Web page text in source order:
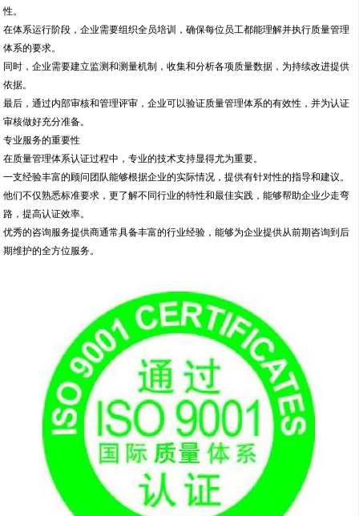
性。
在体系运行阶段，企业需要组织全员培训，确保每位员工都能理解并执行质量管理
体系的要求。
同时，企业需要建立监测和测量机制，收集和分析各项质量数据，为持续改进提供
依据。
最后，通过内部审核和管理评审，企业可以验证质量管理体系的有效性，并为认证
审核做好充分准备。
专业服务的重要性
在质量管理体系认证过程中，专业的技术支持显得尤为重要。
一支经验丰富的顾问团队能够根据企业的实际情况，提供有针对性的指导和建议。
他们不仅熟悉标准要求，更了解不同行业的特性和最佳实践，能够帮助企业少走弯
路，提高认证效率。
优秀的咨询服务提供商通常具备丰富的行业经验，能够为企业提供从前期咨询到后
期维护的全方位服务。